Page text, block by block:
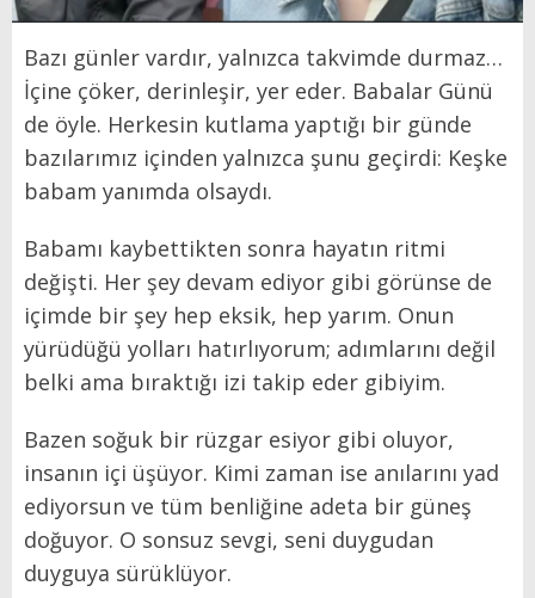
Bazı günler vardır, yalnızca takvimde durmaz…
İçine çöker, derinleşir, yer eder. Babalar Günü
de öyle. Herkesin kutlama yaptığı bir günde
bazılarımız içinden yalnızca şunu geçirdi: Keşke
babam yanımda olsaydı.
Babamı kaybettikten sonra hayatın ritmi
değişti. Her şey devam ediyor gibi görünse de
içimde bir şey hep eksik, hep yarım. Onun
yürüdüğü yolları hatırlıyorum; adımlarını değil
belki ama bıraktığı izi takip eder gibiyim.
Bazen soğuk bir rüzgar esiyor gibi oluyor,
insanın içi üşüyor. Kimi zaman ise anılarını yad
ediyorsun ve tüm benliğine adeta bir güneş
doğuyor. O sonsuz sevgi, seni duygudan
duyguya sürüklüyor.